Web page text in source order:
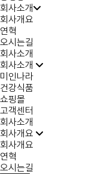
회사소개
회사개요
연혁
오시는길
회사소개
회사소개
미인나라
건강식품
쇼핑몰
고객센터
회사소개
회사개요
회사개요
연혁
오시는길